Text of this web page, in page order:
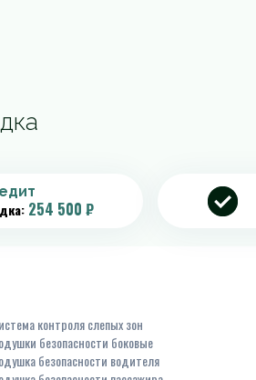
254 500 ₽
контроля слепых зон
безопасности боковые
безопасности водителя